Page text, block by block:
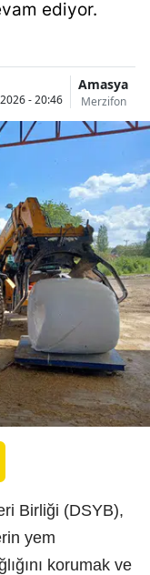
ediyor.
- 20:46
Amasya
Merzifon
Birliği (DSYB),
yem
korumak ve